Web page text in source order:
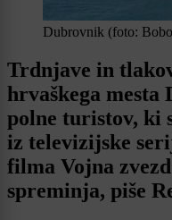
Dubrovnik (foto:
Trdnjave in
hrvaškega mesta
polne turistov, ki
iz televizijske
filma Vojna
spreminja, piše